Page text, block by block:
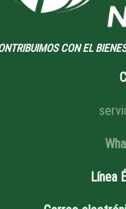
CON EL
Línea